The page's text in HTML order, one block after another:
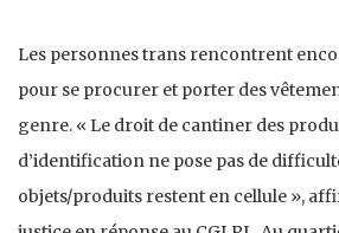
Les personnes trans rencontrent
pour se procurer et porter des
genre. « Le droit de cantiner des
d’identification ne pose pas de
objets/produits restent en cellule »,